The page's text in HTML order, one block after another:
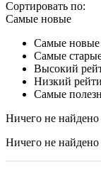
Сортировать по:
Самые новые
Самые новые
Самые
Высокий
Низкий
Самые
Ничего не найдено
Ничего не найдено